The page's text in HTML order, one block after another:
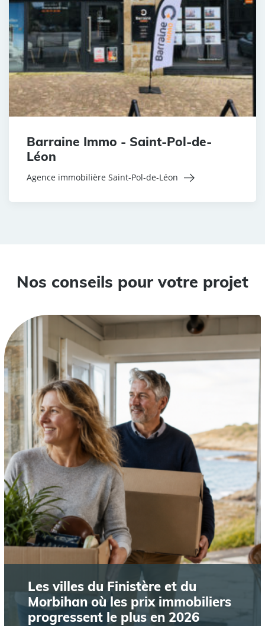
Barraine Immo - Saint-Pol-de-
Léon
Agence immobilière Saint-Pol-de-Léon
Nos conseils pour votre projet
Les villes du Finistère et du
Morbihan où les prix immobiliers
progressent le plus en 2026